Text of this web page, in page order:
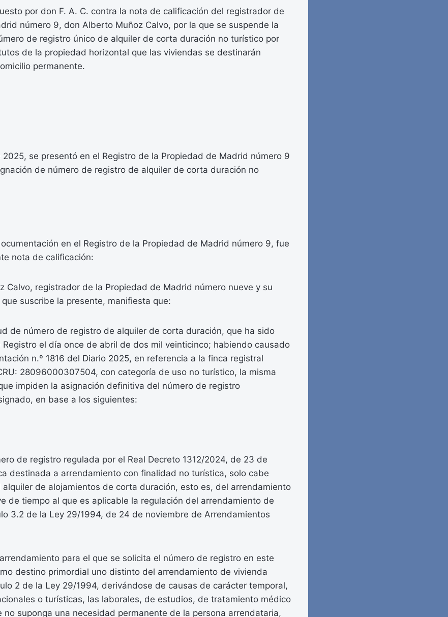
por don F. A. C. contra la nota de calificación del registrador de
número 9, don Alberto Muñoz Calvo, por la que se suspende la
de registro único de alquiler de corta duración no turístico por
de la propiedad horizontal que las viviendas se destinarán
permanente.
2025, se presentó en el Registro de la Propiedad de Madrid número 9
de número de registro de alquiler de corta duración no
en el Registro de la Propiedad de Madrid número 9, fue
nota de calificación:
Calvo, registrador de la Propiedad de Madrid número nueve y su
suscribe la presente, manifiesta que:
de número de registro de alquiler de corta duración, que ha sido
el día once de abril de dos mil veinticinco; habiendo causado
n.º 1816 del Diario 2025, en referencia a la finca registral
28096000307504, con categoría de uso no turístico, la misma
impiden la asignación definitiva del número de registro
en base a los siguientes:
de registro regulada por el Real Decreto 1312/2024, de 23 de
destinada a arrendamiento con finalidad no turística, solo cabe
de alojamientos de corta duración, esto es, del arrendamiento
de tiempo al que es aplicable la regulación del arrendamiento de
3.2 de la Ley 29/1994, de 24 de noviembre de Arrendamientos
para el que se solicita el número de registro en este
destino primordial uno distinto del arrendamiento de vivienda
2 de la Ley 29/1994, derivándose de causas de carácter temporal,
o turísticas, las laborales, de estudios, de tratamiento médico
no suponga una necesidad permanente de la persona arrendataria,